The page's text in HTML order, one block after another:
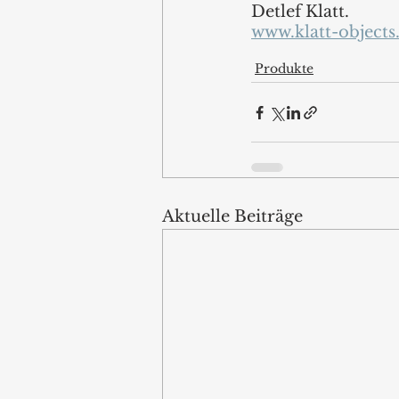
Detlef Klatt.
www.klatt-
Produkte
Aktuelle Beiträge